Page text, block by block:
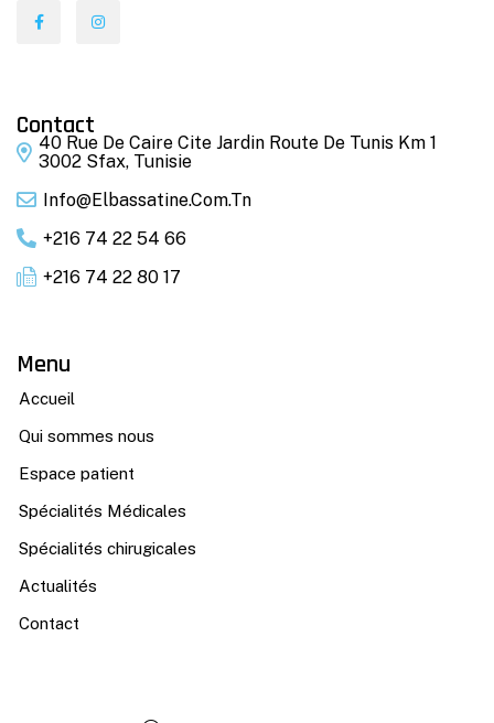
Contact
40 Rue De Caire Cite Jardin Route De Tunis Km 1
3002 Sfax, Tunisie
Info@elbassatine.com.tn
+216 74 22 54 66
+216 74 22 80 17
Menu
Accueil
Qui sommes nous
Espace patient
Spécialités Médicales
Spécialités chirugicales
Actualités
Contact